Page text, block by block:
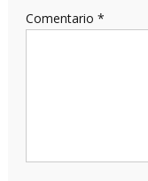
Comentario *